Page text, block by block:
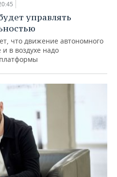
управлять
что движение автономного
в воздухе надо